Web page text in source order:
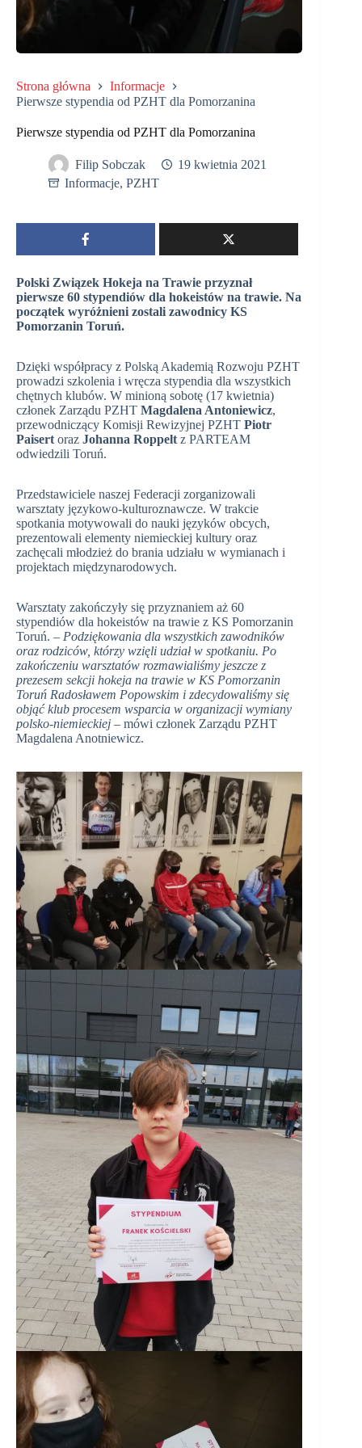
Strona główna
Informacje
Pierwsze stypendia od PZHT dla Pomorzanina
Pierwsze stypendia od PZHT dla Pomorzanina
Filip Sobczak
19 kwietnia 2021
Informacje, PZHT
Polski Związek Hokeja na Trawie przyznał
pierwsze 60 stypendiów dla hokeistów na trawie. Na
początek wyróżnieni zostali zawodnicy KS
Pomorzanin Toruń.
Dzięki współpracy z Polską Akademią Rozwoju PZHT
prowadzi szkolenia i wręcza stypendia dla wszystkich
chętnych klubów. W minioną sobotę (17 kwietnia)
członek Zarządu PZHT Magdalena Antoniewicz,
przewodniczący Komisji Rewizyjnej PZHT Piotr
Paisert oraz Johanna Roppelt z PARTEAM
odwiedzili Toruń.
Przedstawiciele naszej Federacji zorganizowali
warsztaty językowo-kulturoznawcze. W trakcie
spotkania motywowali do nauki języków obcych,
prezentowali elementy niemieckiej kultury oraz
zachęcali młodzież do brania udziału w wymianach i
projektach międzynarodowych.
Warsztaty zakończyły się przyznaniem aż 60
stypendiów dla hokeistów na trawie z KS Pomorzanin
Toruń. – Podziękowania dla wszystkich zawodników
oraz rodziców, którzy wzięli udział w spotkaniu. Po
zakończeniu warsztatów rozmawialiśmy jeszcze z
prezesem sekcji hokeja na trawie w KS Pomorzanin
Toruń Radosławem Popowskim i zdecydowaliśmy się
objąć klub procesem wsparcia w organizacji wymiany
polsko-niemieckiej – mówi członek Zarządu PZHT
Magdalena Anotniewicz.